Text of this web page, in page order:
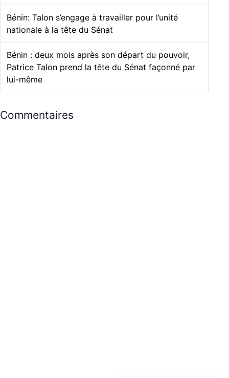
Bénin: Talon s’engage à travailler pour l’unité
nationale à la tête du Sénat
Bénin : deux mois après son départ du pouvoir,
Patrice Talon prend la tête du Sénat façonné par
lui-même
Commentaires